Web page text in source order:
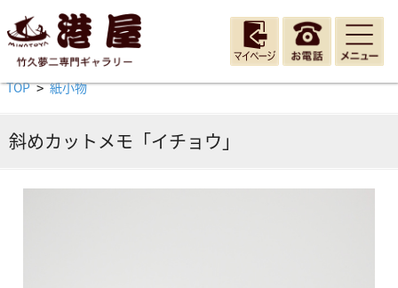
TOP > 紙小物
斜めカットメモ「イチョウ」